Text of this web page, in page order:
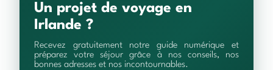
Un projet de voyage en
Irlande ?
Recevez gratuitement notre guide numérique et
préparez votre séjour grâce à nos conseils, nos
bonnes adresses et nos incontournables.